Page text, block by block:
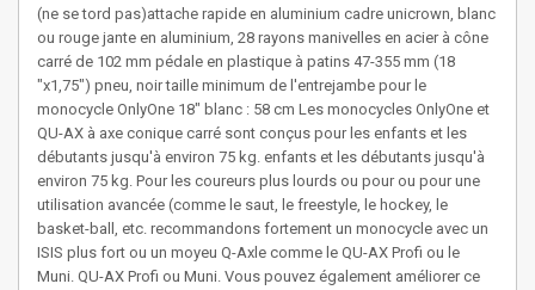
(ne se tord pas)attache rapide en aluminium cadre unicrown, blanc
ou rouge jante en aluminium, 28 rayons manivelles en acier à cône
carré de 102 mm pédale en plastique à patins 47-355 mm (18
"x1,75") pneu, noir taille minimum de l'entrejambe pour le
monocycle OnlyOne 18" blanc : 58 cm Les monocycles OnlyOne et
QU-AX à axe conique carré sont conçus pour les enfants et les
débutants jusqu'à environ 75 kg. enfants et les débutants jusqu'à
environ 75 kg. Pour les coureurs plus lourds ou pour ou pour une
utilisation avancée (comme le saut, le freestyle, le hockey, le
basket-ball, etc. recommandons fortement un monocycle avec un
ISIS plus fort ou un moyeu Q-Axle comme le QU-AX Profi ou le
Muni. QU-AX Profi ou Muni. Vous pouvez également améliorer ce